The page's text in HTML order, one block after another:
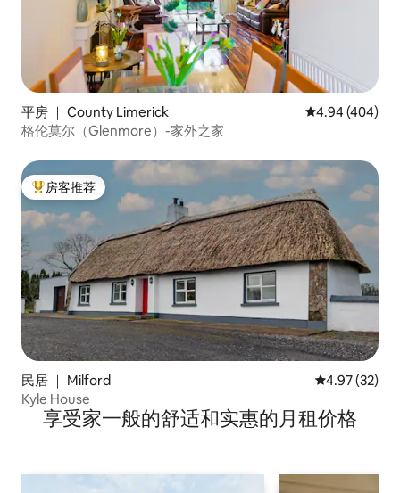
平房 ｜ County Limerick 平均评分 4.94
4.94 (404)
格伦莫尔（Glenmore）-家外之家
热门「房客推荐」
房客推荐
民居 ｜ Milford 平均评分
4.97 (32)
Kyle House
享受家一般的舒适和实惠的月租价格